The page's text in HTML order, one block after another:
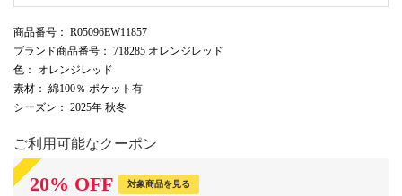
商品番号 ： R05096EW11857
ブランド商品番号 ： 718285 オレンジレッド
色 ： オレンジレッド
素材 ： 綿100％ ポケット有
シーズン ： 2025年 秋冬
ご利用可能なクーポン
20% OFF 対象商品を見る